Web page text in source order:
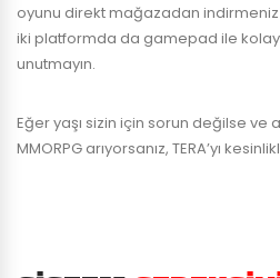
oyunu direkt mağazadan indirmeniz
iki platformda da gamepad ile
unutmayın.
Eğer yaşı sizin için sorun değilse ve
MMORPG arıyorsanız, TERA’yı